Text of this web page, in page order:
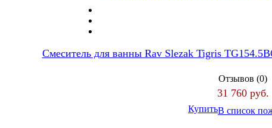
Cмеситель для ванны Rav Slezak Tigris
Отзывов (0)
31 760 руб.
КупитьВ список